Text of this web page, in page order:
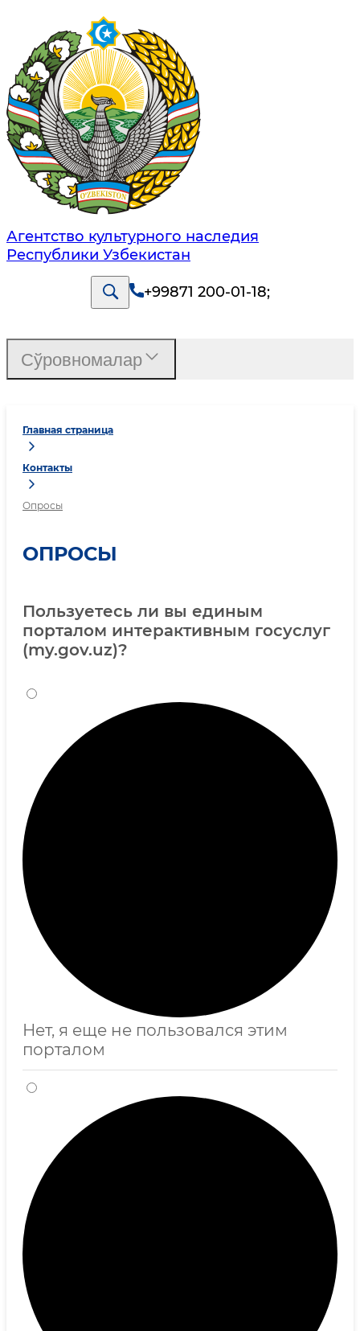
Агентство культурного наследия
Республики Узбекистан
+99871 200-01-18;
Главная страница
Контакты
Опросы
ОПРОСЫ
Пользуетесь ли вы единым
порталом интерактивным госуслуг
(my.gov.uz)?
Нет, я еще не пользовался этим
порталом
Сўровномалар